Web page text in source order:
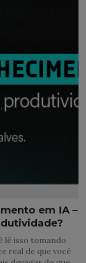
em IA –
lê isso tomando
real de que você